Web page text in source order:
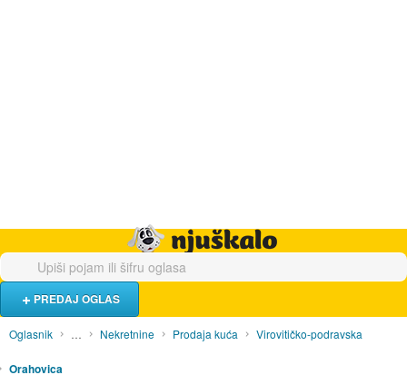
PREDAJ OGLAS
Oglasnik … Nekretnine Prodaja kuća Virovitičko-podravska
Orahovica